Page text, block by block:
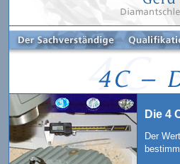
Die 4
Der